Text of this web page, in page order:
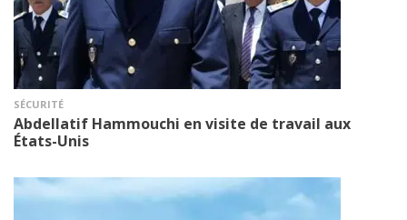
SÉCURITÉ
Abdellatif Hammouchi en visite de travail aux
États-Unis